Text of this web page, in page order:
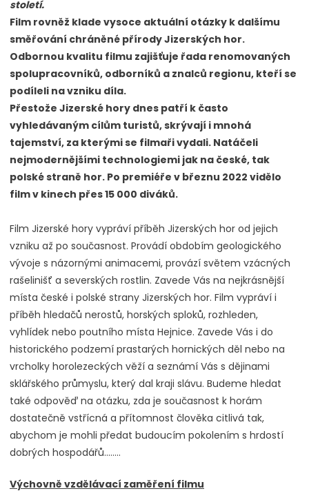
století.
Film rovněž klade vysoce aktuální otázky k dalšímu
směřování chráněné přírody Jizerských hor.
Odbornou kvalitu filmu zajišťuje řada renomovaných
spolupracovníků, odborníků a znalců regionu, kteří se
podíleli na vzniku díla.
Přestože Jizerské hory dnes patří k často
vyhledávaným cílům turistů, skrývají i mnohá
tajemství, za kterými se filmaři vydali. Natáčeli
nejmodernějšími technologiemi jak na české, tak
polské straně hor. Po premiéře v březnu 2022 vidělo
film v kinech přes 15 000 diváků.
Film Jizerské hory vypráví příběh Jizerských hor od jejich
vzniku až po současnost. Provádí obdobím geologického
vývoje s názornými animacemi, provází světem vzácných
rašelinišť a severských rostlin. Zavede Vás na nejkrásnější
místa české i polské strany Jizerských hor. Film vypráví i
příběh hledačů nerostů, horských sploků, rozhleden,
vyhlídek nebo poutního místa Hejnice. Zavede Vás i do
historického podzemí prastarých hornických děl nebo na
vrcholky horolezeckých věží a seznámí Vás s dějinami
sklářského průmyslu, který dal kraji slávu. Budeme hledat
také odpověď na otázku, zda je současnost k horám
dostatečně vstřícná a přítomnost člověka citlivá tak,
abychom je mohli předat budoucím pokolením s hrdostí
dobrých hospodářů……..
Výchovně vzdělávací zaměření filmu